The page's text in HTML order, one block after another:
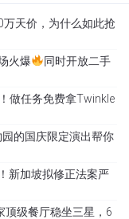
天价，为什么如此抢
火爆
同时开放二手
做任务免费拿Twinkle
的国庆限定演出帮你
新加坡拟修正法案严
顶级餐厅稳坐三星，6